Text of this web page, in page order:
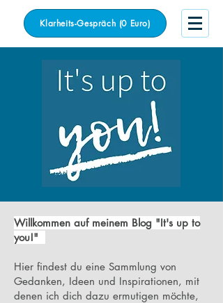
Klarheits-Gespräch (0 Euro)
Willkommen auf meinem Blog "It's up to
you!"
Hier findest du eine Sammlung von
Gedanken, Ideen und Inspirationen, mit
denen ich dich dazu ermutigen möchte,